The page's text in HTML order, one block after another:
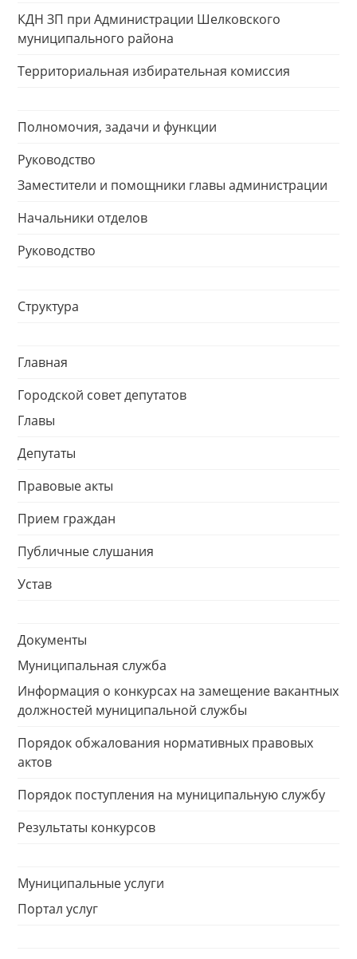
КДН ЗП при Администрации Шелковского
муниципального района
Территориальная избирательная комиссия
Полномочия, задачи и функции
Руководство
Заместители и помощники главы администрации
Начальники отделов
Руководство
Структура
Главная
Городской совет депутатов
Главы
Депутаты
Правовые акты
Прием граждан
Публичные слушания
Устав
Документы
Муниципальная служба
Информация о конкурсах на замещение вакантных
должностей муниципальной службы
Порядок обжалования нормативных правовых
актов
Порядок поступления на муниципальную службу
Результаты конкурсов
Муниципальные услуги
Портал услуг